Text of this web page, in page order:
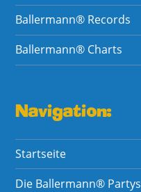
Ballermann® Records
Ballermann® Charts
Navigation:
Startseite
Die Ballermann® Partys